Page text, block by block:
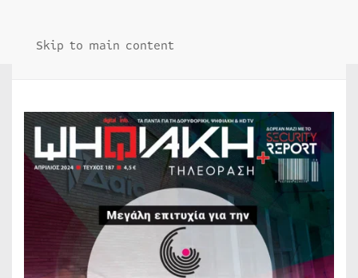
Skip to main content